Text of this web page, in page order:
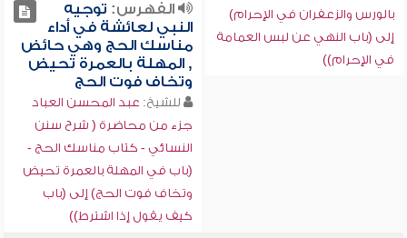
بالورس والزعفران في الإحرام)
إلى (باب النهي عن لبس العمامة
في الإحرام))
الفهرس: توجيه
النبي لعائشة في أداء
مناسك الحج وهي حائض
, المهلة بالعمرة تحيض
وتخاف فوت الحج
للشيخ: عبد المحسن العباد
جزء من محاضرة ( شرح سنن
النسائي - كتاب مناسك الحج -
(باب في المهلة بالعمرة تحيض
وتخاف فوت الحج) إلى (باب
كيف يقول إذا اشترط))